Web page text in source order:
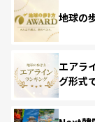
地球の
エアラ
グ形式